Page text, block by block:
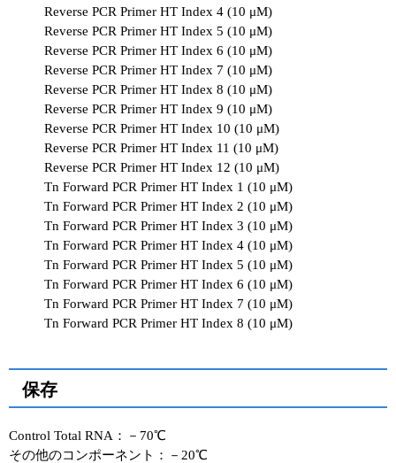
Reverse PCR Primer HT Index 4 (10 μM)
Reverse PCR Primer HT Index 5 (10 μM)
Reverse PCR Primer HT Index 6 (10 μM)
Reverse PCR Primer HT Index 7 (10 μM)
Reverse PCR Primer HT Index 8 (10 μM)
Reverse PCR Primer HT Index 9 (10 μM)
Reverse PCR Primer HT Index 10 (10 μM)
Reverse PCR Primer HT Index 11 (10 μM)
Reverse PCR Primer HT Index 12 (10 μM)
Tn Forward PCR Primer HT Index 1 (10 μM)
Tn Forward PCR Primer HT Index 2 (10 μM)
Tn Forward PCR Primer HT Index 3 (10 μM)
Tn Forward PCR Primer HT Index 4 (10 μM)
Tn Forward PCR Primer HT Index 5 (10 μM)
Tn Forward PCR Primer HT Index 6 (10 μM)
Tn Forward PCR Primer HT Index 7 (10 μM)
Tn Forward PCR Primer HT Index 8 (10 μM)
保存
Control Total RNA：－70℃
その他のコンポーネント：－20℃